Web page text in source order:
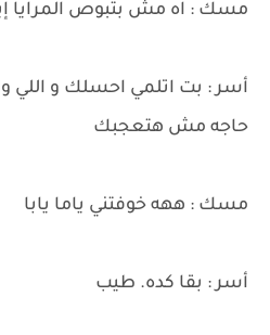
مسك : اه مش بتبوص المرايا
أسر : بت اتلمي احسلك و اللي
حاجه مش هتعجبك
مسك : ههه خوفتني ياما يابا
أسر : بقا كده. طيب